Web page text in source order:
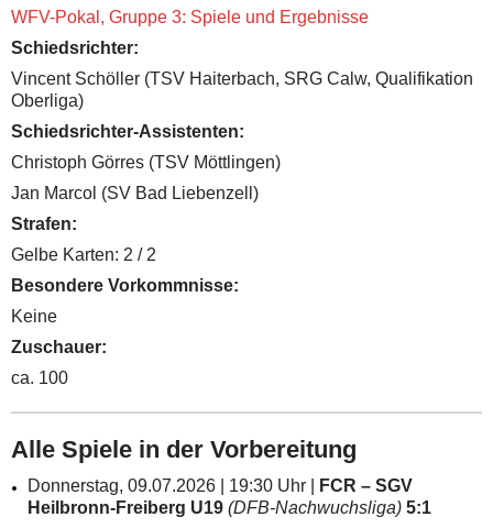
WFV-Pokal, Gruppe 3: Spiele und Ergebnisse
Schiedsrichter:
Vincent Schöller (TSV Haiterbach, SRG Calw, Qualifikation
Oberliga)
Schiedsrichter-Assistenten:
Christoph Görres (TSV Möttlingen)
Jan Marcol (SV Bad Liebenzell)
Strafen:
Gelbe Karten: 2 / 2
Besondere Vorkommnisse:
Keine
Zuschauer:
ca. 100
Alle Spiele in der Vorbereitung
Donnerstag, 09.07.2026 | 19:30 Uhr |
FCR – SGV
Heilbronn-Freiberg U19 (DFB-Nachwuchsliga) 5:1